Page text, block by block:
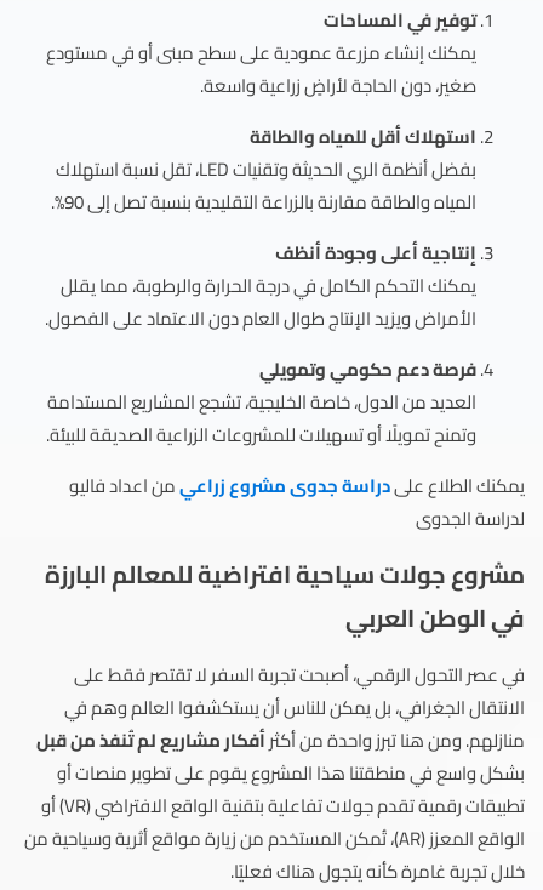
توفير في المساحات
يمكنك إنشاء مزرعة عمودية على سطح مبنى أو في مستودع
صغير، دون الحاجة لأراضٍ زراعية واسعة.
استهلاك أقل للمياه والطاقة
بفضل أنظمة الري الحديثة وتقنيات LED، تقل نسبة استهلاك
المياه والطاقة مقارنة بالزراعة التقليدية بنسبة تصل إلى 90%.
إنتاجية أعلى وجودة أنظف
يمكنك التحكم الكامل في درجة الحرارة والرطوبة، مما يقلل
الأمراض ويزيد الإنتاج طوال العام دون الاعتماد على الفصول.
فرصة دعم حكومي وتمويلي
العديد من الدول، خاصة الخليجية، تشجع المشاريع المستدامة
وتمنح تمويلًا أو تسهيلات للمشروعات الزراعية الصديقة للبيئة.
يمكنك الطلاع علىدراسة جدوى مشروع زراعيمن اعداد فاليو
لدراسة الجدوى
مشروع جولات سياحية افتراضية للمعالم البارزة
في الوطن العربي
في عصر التحول الرقمي، أصبحت تجربة السفر لا تقتصر فقط على
الانتقال الجغرافي، بل يمكن للناس أن يستكشفوا العالم وهم في
منازلهم. ومن هنا تبرز واحدة من أكثرأفكار مشاريع لم تُنفذ من قبل
بشكل واسع في منطقتنا هذا المشروع يقوم على تطوير منصات أو
تطبيقات رقمية تقدم جولات تفاعلية بتقنية الواقع الافتراضي (VR) أو
الواقع المعزز (AR)، تُمكن المستخدم من زيارة مواقع أثرية وسياحية من
خلال تجربة غامرة كأنه يتجول هناك فعليًا.